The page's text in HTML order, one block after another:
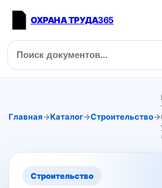
ОХРАНА ТРУДА365
Главная→Каталог→Строительство→
Строительство